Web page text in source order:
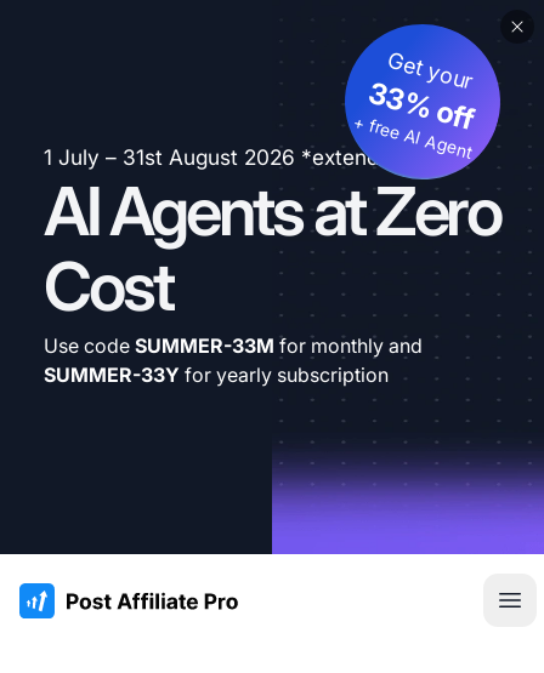
1 July – 31st August 2026 *extended
AI Agents at Zero
Cost
Get your
33% off
+ free AI Agent
Use code SUMMER-33M for monthly and
SUMMER-33Y for yearly subscription
:site.title